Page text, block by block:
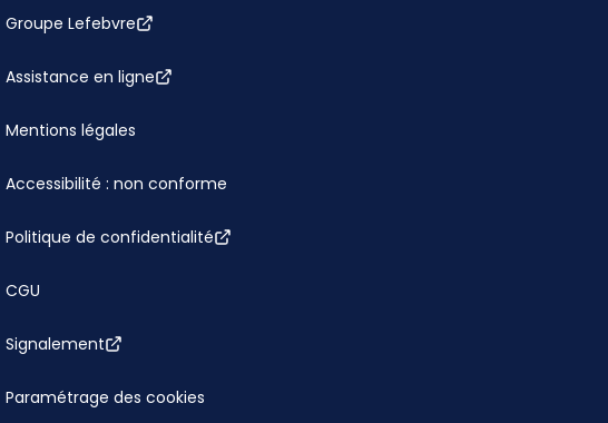
Groupe Lefebvre
Assistance en ligne
Mentions légales
Accessibilité : non conforme
Politique de confidentialité
CGU
Signalement
Paramétrage des cookies